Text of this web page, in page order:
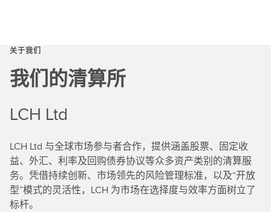
关于我们
我们的清算所
LCH Ltd
LCH Ltd 与全球市场参与者合作，提供涵盖股票、固定收
益、外汇、利率及回购债券协议等众多资产类别的清算服
务。凭借持续创新、市场领先的风险管理标准，以及“开放
型”模式的灵活性，LCH 为市场在选择度与效率方面树立了
标杆。